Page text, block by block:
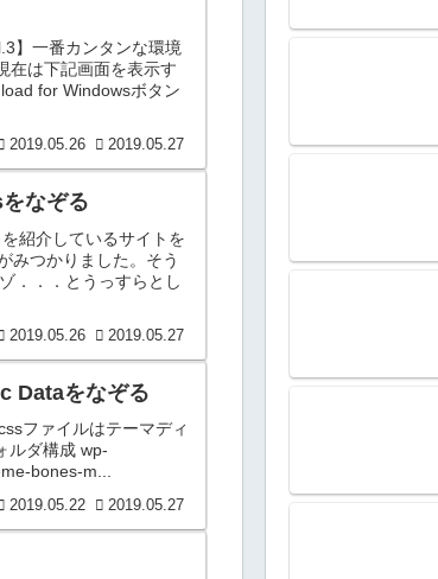
】一番カンタンな環境
在は下記画面を表示す
for Windowsボタン
2019.05.26 2019.05.27
なぞる
紹介しているサイトを
みつかりました。そう
．．．とうっすらとし
2019.05.26 2019.05.27
Dataをなぞる
ファイルはテーマディ
ルダ構成 wp-
bones-m...
2019.05.22 2019.05.27